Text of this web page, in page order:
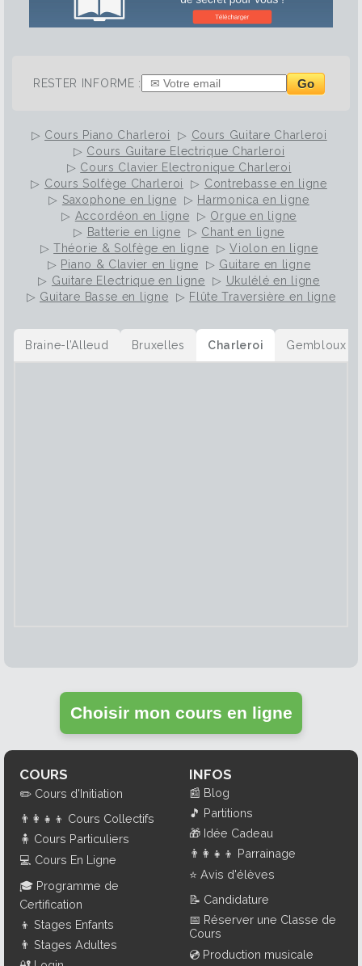
RESTER INFORME : Go
▷ Cours Piano Charleroi ▷ Cours Guitare Charleroi
▷ Cours Guitare Electrique Charleroi
▷ Cours Clavier Electronique Charleroi
▷ Cours Solfège Charleroi ▷ Contrebasse en ligne
▷ Saxophone en ligne ▷ Harmonica en ligne
▷ Accordéon en ligne ▷ Orgue en ligne
▷ Batterie en ligne ▷ Chant en ligne
▷Théorie & Solfège en ligne ▷Violon en ligne
▷ Piano & Clavier en ligne ▷ Guitare en ligne
▷ Guitare Electrique en ligne ▷ Ukulélé en ligne
▷ Guitare Basse en ligne ▷ Flûte Traversière en ligne
Braine-l’Alleud Bruxelles Charleroi Gembloux
Choisir mon cours en ligne
COURS
✏️ Cours d'Initiation
👨‍👩‍👧‍👦 Cours Collectifs
🧍 Cours Particuliers
💻 Cours En Ligne
🎓 Programme de
Certification
👦 Stages Enfants
👨 Stages Adultes
INFOS
📰 Blog
🎵 Partitions
🎁 Idée Cadeau
👨‍👩‍👧‍👦 Parrainage
⭐ Avis d'élèves
📝 Candidature
📅 Réserver une Classe de
Cours
💿 Production musicale